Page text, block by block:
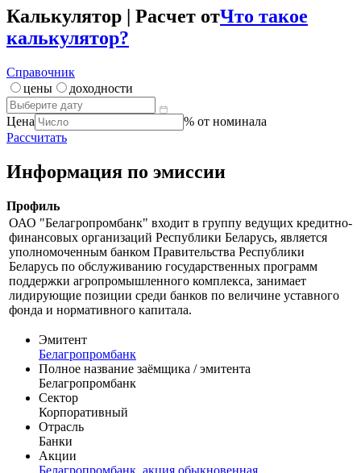
***
Доходность / дюрация
***
Калькулятор | Расчет от
калькулятор?
Справочник
цены
Цена
% от номинала
Информация по эмиссии
Профиль
ОАО "Белагропромбанк" входит в группу ведущих кредитно-
финансовых организаций Республики Беларусь, является
уполномоченным банком Правительства Республики
Беларусь по обслуживанию государственных программ
поддержки агропромышленного комплекса, занимает
лидирующие позиции среди банков по величине уставного
фонда и нормативного капитала.
Эмитент
Белагропромбанк
Полное название заёмщика / эмитента
Белагропромбанк
Сектор
Корпоративный